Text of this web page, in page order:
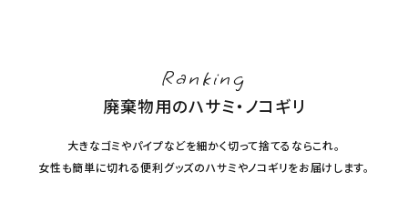
Ranking
廃棄物用のハサミ・ノコギリ
大きなゴミやパイプなどを細かく切って捨てるならこれ。
女性も簡単に切れる便利グッズのハサミやノコギリをお届けします。